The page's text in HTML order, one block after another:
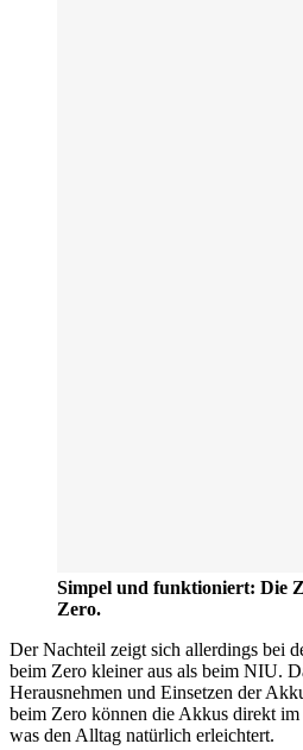
Simpel und funktioniert: Die
Zero.
Der Nachteil zeigt sich allerdings bei
beim Zero kleiner aus als beim NIU.
Herausnehmen und Einsetzen der
beim Zero können die Akkus direkt im
was den Alltag natürlich erleichtert.